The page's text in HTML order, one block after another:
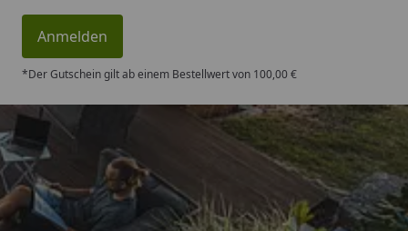
Anmelden
*Der Gutschein gilt ab einem Bestellwert von 100,00 €
Trusted Shops
4,83/ 5